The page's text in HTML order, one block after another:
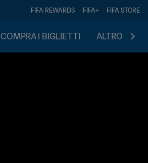
FIFA REWARDS FIFA+ FIFA STORE
COMPRA I BIGLIETTI ALTRO